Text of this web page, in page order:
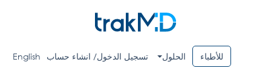
للأطباء الحلول تسجيل الدخول/ انشاء حساب English